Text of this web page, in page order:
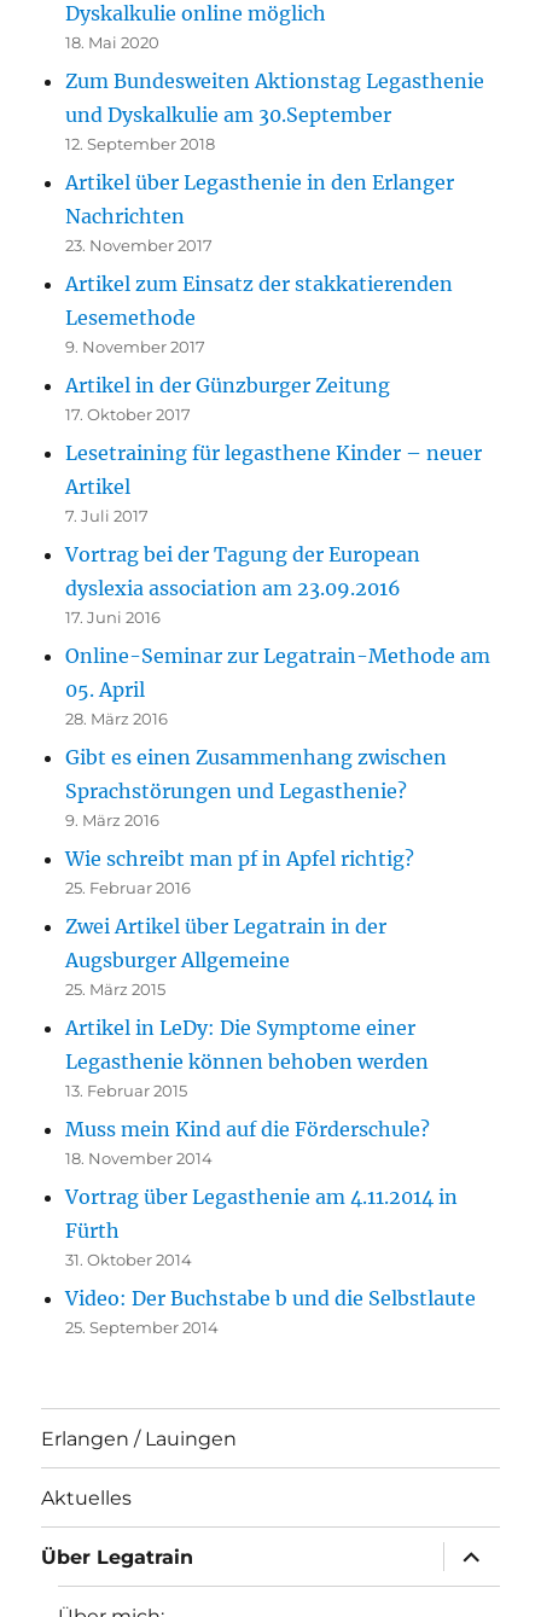
Dyskalkulie online möglich
18. Mai 2020
Zum Bundesweiten Aktionstag Legasthenie
und Dyskalkulie am 30.September
12. September 2018
Artikel über Legasthenie in den Erlanger
Nachrichten
23. November 2017
Artikel zum Einsatz der stakkatierenden
Lesemethode
9. November 2017
Artikel in der Günzburger Zeitung
17. Oktober 2017
Lesetraining für legasthene Kinder – neuer
Artikel
7. Juli 2017
Vortrag bei der Tagung der European
dyslexia association am 23.09.2016
17. Juni 2016
Online-Seminar zur Legatrain-Methode am
05. April
28. März 2016
Gibt es einen Zusammenhang zwischen
Sprachstörungen und Legasthenie?
9. März 2016
Wie schreibt man pf in Apfel richtig?
25. Februar 2016
Zwei Artikel über Legatrain in der
Augsburger Allgemeine
25. März 2015
Artikel in LeDy: Die Symptome einer
Legasthenie können behoben werden
13. Februar 2015
Muss mein Kind auf die Förderschule?
18. November 2014
Vortrag über Legasthenie am 4.11.2014 in
Fürth
31. Oktober 2014
Video: Der Buchstabe b und die Selbstlaute
25. September 2014
Erlangen / Lauingen
Aktuelles
Über Legatrain
öffnen